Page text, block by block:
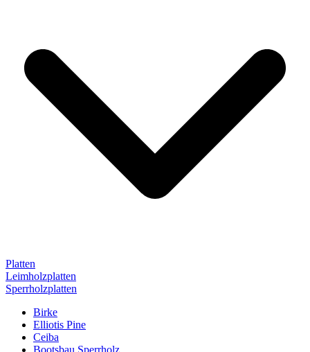
Platten
Leimholzplatten
Sperrholzplatten
Birke
Elliotis Pine
Ceiba
Bootsbau Sperrholz